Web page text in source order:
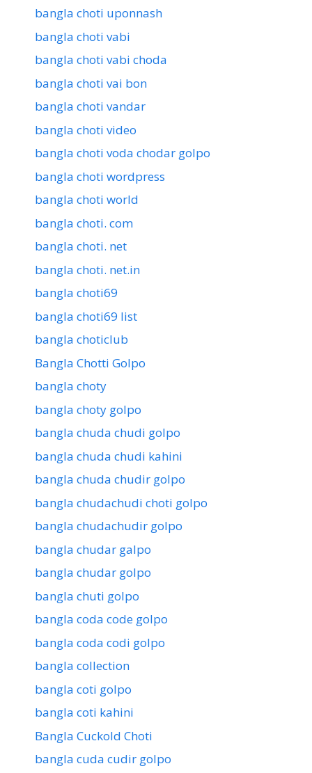
bangla choti uponnash
bangla choti vabi
bangla choti vabi choda
bangla choti vai bon
bangla choti vandar
bangla choti video
bangla choti voda chodar golpo
bangla choti wordpress
bangla choti world
bangla choti. com
bangla choti. net
bangla choti. net.in
bangla choti69
bangla choti69 list
bangla choticlub
Bangla Chotti Golpo
bangla choty
bangla choty golpo
bangla chuda chudi golpo
bangla chuda chudi kahini
bangla chuda chudir golpo
bangla chudachudi choti golpo
bangla chudachudir golpo
bangla chudar galpo
bangla chudar golpo
bangla chuti golpo
bangla coda code golpo
bangla coda codi golpo
bangla collection
bangla coti golpo
bangla coti kahini
Bangla Cuckold Choti
bangla cuda cudir golpo